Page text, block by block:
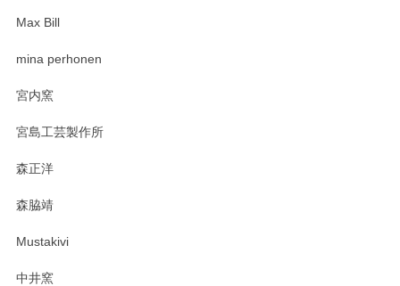
おかけしました。 ありがとうございます。
Max Bill
mina perhonen
宮内窯
宮島工芸製作所
森正洋
森脇靖
Mustakivi
中井窯